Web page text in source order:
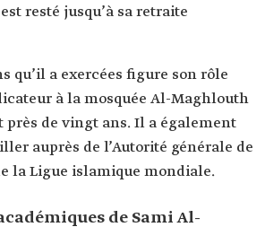
resté jusqu’à sa retraite
qu’il a exercées figure son rôle
à la mosquée Al-Maghlouth
près de vingt ans. Il a également
auprès de l’Autorité générale de
la Ligue islamique mondiale.
de Sami Al-